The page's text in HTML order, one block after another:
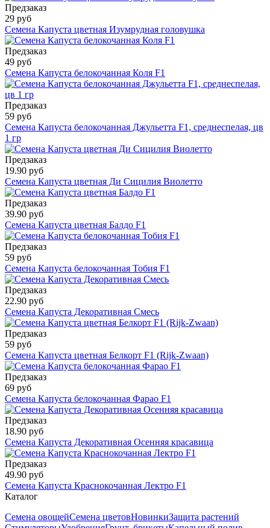
Предзаказ
29 руб
Семена Капуста цветная Изумрудная головушка
Предзаказ
49 руб
Семена Капуста белокочанная Коля F1
Предзаказ
59 руб
Семена Капуста белокочанная Джульетта F1, среднеспелая, цв
1 гр
Предзаказ
19.90 руб
Семена Капуста цветная Ди Сицилия Виолетто
Предзаказ
39.90 руб
Семена Капуста цветная Балдо F1
Предзаказ
59 руб
Семена Капуста белокочанная Тобия F1
Предзаказ
22.90 руб
Семена Капуста Декоративная Смесь
Предзаказ
59 руб
Семена Капуста цветная Белкорт F1 (Rijk-Zwaan)
Предзаказ
69 руб
Семена Капуста белокочанная Фарао F1
Предзаказ
18.90 руб
Семена Капуста Декоративная Осенняя красавица
Предзаказ
49.90 руб
Семена Капуста Краснокочанная Лектро F1
Каталог
Семена овощейСемена цветовНовинкиЗащита растений